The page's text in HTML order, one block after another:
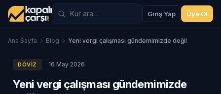
Giriş Yap Üye Ol
Ana Sayfa Blog Yeni vergi çalışması gündemimizde değil
DÖVIZ 16 May 2026
Yeni vergi çalışması gündemimizde